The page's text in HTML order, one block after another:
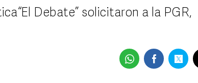
“El Debate” solicitaron a la PGR,